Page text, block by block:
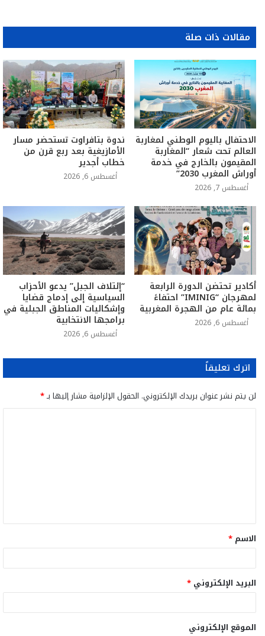
مقالات ذات صلة
الاحتفال باليوم الوطني لمغاربة
العالم تحت شعار “المغاربة
المقيمون بالخارج في خدمة
أوراش المغرب 2030”
أغسطس 7, 2026
ندوة بتافراوت تستحضر مسار
الأمازيغية بعد ربع قرن من
خطاب أجدير
أغسطس 6, 2026
أكادير تحتضن الدورة الرابعة
لمهرجان “IMINIG” احتفاءً
بمائة عام من الهجرة المغربية
أغسطس 6, 2026
“إئتلاف الجبل” يدعو الأحزاب
السياسية إلى إدماج قضايا
وإشكاليات المناطق الجبلية في
برامجها الانتخابية
أغسطس 6, 2026
اترك تعليقاً
لن يتم نشر عنوان بريدك الإلكتروني. الحقول الإلزامية مشار إليها بـ*
ق
*
الاسم *
البريد الإلكتروني *
الموقع الإلكتروني